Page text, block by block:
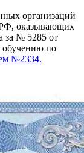
организаций
РФ, оказывающих
за № 5285 от
обучению по
№2334.